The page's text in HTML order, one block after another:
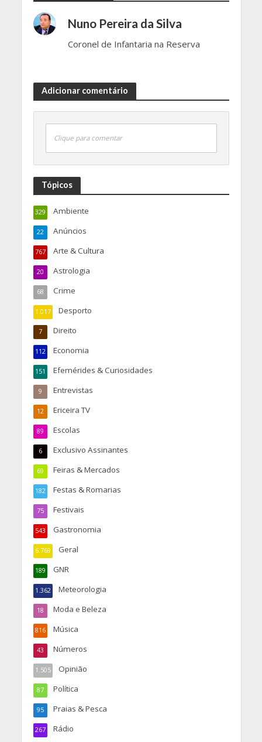
Nuno Pereira da Silva
Coronel de Infantaria na Reserva
Adicionar comentário
Clique para comentar
Tópicos
Ambiente
329
Anúncios
22
Arte & Cultura
767
Astrologia
20
Crime
68
Desporto
1.017
Direito
7
Economia
112
Efemérides & Curiosidades
151
Entrevistas
9
Ericeira TV
12
Escolas
89
Exclusivo Assinantes
6
Feiras & Mercados
69
Festas & Romarias
182
Festivais
75
Gastronomia
543
Geral
6.769
GNR
189
Meteorologia
1.362
Moda e Beleza
18
Música
816
Números
43
Opinião
1.505
Política
87
Praias & Pesca
95
Rádio
267